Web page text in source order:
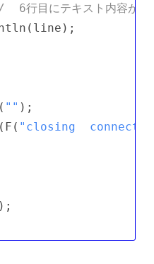
6行目にテキスト内容が表
"" );
"closing